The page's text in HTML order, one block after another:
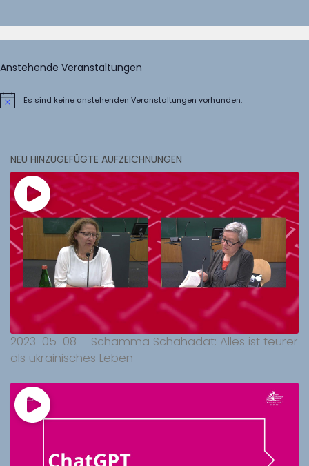
Anstehende Veranstaltungen
HinweisEs sind keine anstehenden Veranstaltungen vorhanden.
NEU HINZUGEFÜGTE AUFZEICHNUNGEN
2023-05-08 – Schamma Schahadat: Alles ist teurer
als ukrainisches Leben